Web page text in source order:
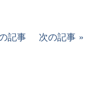
記事 次の記事